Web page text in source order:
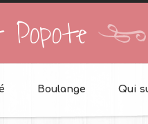
Boulange Qui